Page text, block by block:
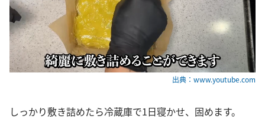
出典：www.youtube.com
しっかり敷き詰めたら冷蔵庫で1日寝かせ、固めます。